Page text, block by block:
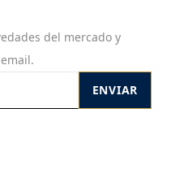
del mercado y
ENVIAR